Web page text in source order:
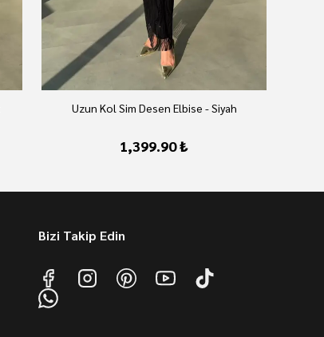
Uzun Kol Sim Desen Elbise - Siyah
1,399.90 ₺
Bizi Takip Edin